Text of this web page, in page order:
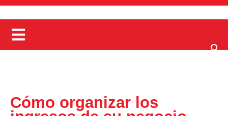
Cómo organizar los